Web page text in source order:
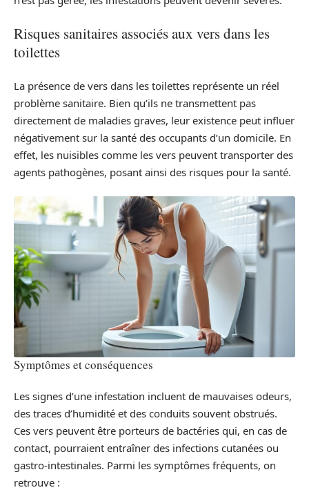
Risques sanitaires associés aux vers dans les
toilettes
La présence de vers dans les toilettes représente un réel
problème sanitaire. Bien qu’ils ne transmettent pas
directement de maladies graves, leur existence peut influer
négativement sur la santé des occupants d’un domicile. En
effet, les nuisibles comme les vers peuvent transporter des
agents pathogènes, posant ainsi des risques pour la santé.
Symptômes et conséquences
Les signes d’une infestation incluent de mauvaises odeurs,
des traces d’humidité et des conduits souvent obstrués.
Ces vers peuvent être porteurs de bactéries qui, en cas de
contact, pourraient entraîner des infections cutanées ou
gastro-intestinales. Parmi les symptômes fréquents, on
retrouve :